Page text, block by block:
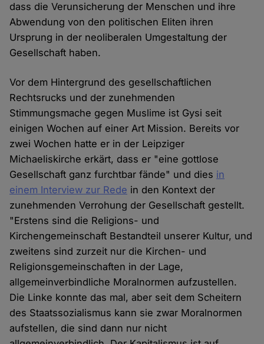
dass die Verunsicherung der Menschen und ihre
Abwendung von den politischen Eliten ihren
Ursprung in der neoliberalen Umgestaltung der
Gesellschaft haben.
Vor dem Hintergrund des gesellschaftlichen
Rechtsrucks und der zunehmenden
Stimmungsmache gegen Muslime ist Gysi seit
einigen Wochen auf einer Art Mission. Bereits vor
zwei Wochen hatte er in der Leipziger
Michaeliskirche erkärt, dass er "eine gottlose
Gesellschaft ganz furchtbar fände" und dies in
einem Interview zur Rede in den Kontext der
zunehmenden Verrohung der Gesellschaft gestellt.
"Erstens sind die Religions- und
Kirchengemeinschaft Bestandteil unserer Kultur, und
zweitens sind zurzeit nur die Kirchen- und
Religionsgemeinschaften in der Lage,
allgemeinverbindliche Moralnormen aufzustellen.
Die Linke konnte das mal, aber seit dem Scheitern
des Staatssozialismus kann sie zwar Moralnormen
aufstellen, die sind dann nur nicht